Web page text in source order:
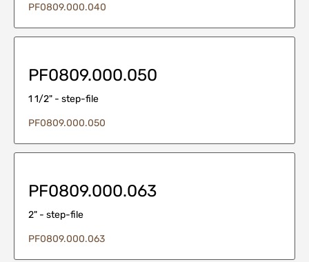
PF0809.000.040
PF0809.000.050
1 1/2" - step-file
PF0809.000.050
PF0809.000.063
2" - step-file
PF0809.000.063